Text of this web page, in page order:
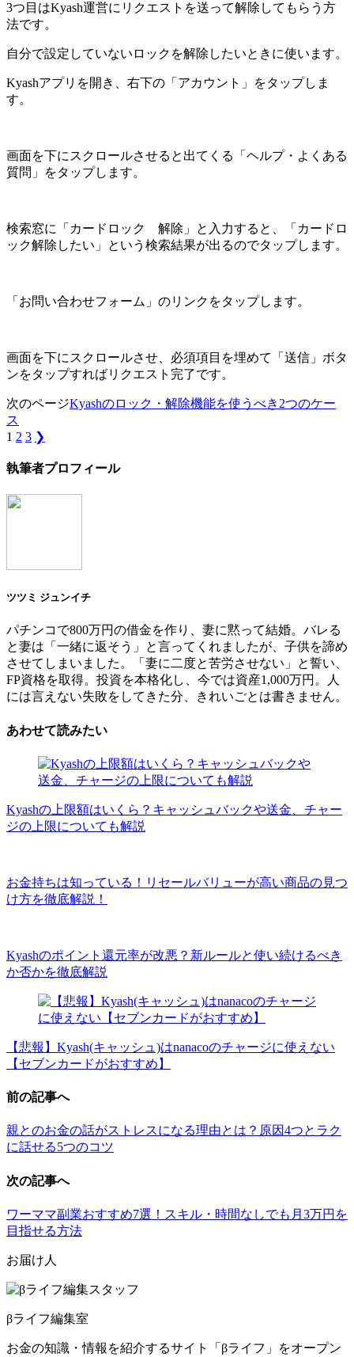
3つ目はKyash運営にリクエストを送って解除してもらう方
法です。
自分で設定していないロックを解除したいときに使います。
Kyashアプリを開き、右下の「アカウント」をタップしま
す。
画面を下にスクロールさせると出てくる「ヘルプ・よくある
質問」をタップします。
検索窓に「カードロック 解除」と入力すると、「カードロ
ック解除したい」という検索結果が出るのでタップします。
「お問い合わせフォーム」のリンクをタップします。
画面を下にスクロールさせ、必須項目を埋めて「送信」ボタ
ンをタップすればリクエスト完了です。
次のページKyashのロック・解除機能を使うべき2つのケー
ス
1 2 3 ❯
執筆者プロフィール
ツツミ ジュンイチ
パチンコで800万円の借金を作り、妻に黙って結婚。バレる
と妻は「一緒に返そう」と言ってくれましたが、子供を諦め
させてしまいました。「妻に二度と苦労させない」と誓い、
FP資格を取得。投資を本格化し、今では資産1,000万円。人
には言えない失敗をしてきた分、きれいごとは書きません。
あわせて読みたい
Kyashの上限額はいくら？キャッシュバックや送金、チャー
ジの上限についても解説
お金持ちは知っている！リセールバリューが高い商品の見つ
け方を徹底解説！
Kyashのポイント還元率が改悪？新ルールと使い続けるべき
か否かを徹底解説
【悲報】Kyash(キャッシュ)はnanacoのチャージに使えない
【セブンカードがおすすめ】
前の記事へ
親とのお金の話がストレスになる理由とは？原因4つとラク
に話せる5つのコツ
次の記事へ
ワーママ副業おすすめ7選！スキル・時間なしでも月3万円を
目指せる方法
お届け人
βライフ編集室
お金の知識・情報を紹介するサイト「βライフ」をオープン